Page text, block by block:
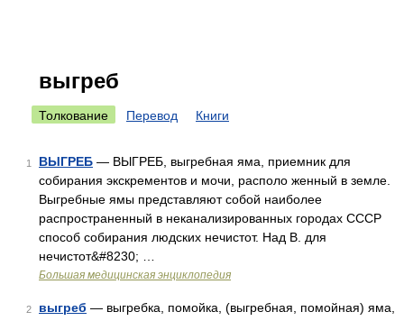
выгреб
Толкование Перевод Книги
1 ВЫГРЕБ — ВЫГРЕБ, выгребная яма, приемник для
собирания экскрементов и мочи, располо женный в земле.
Выгребные ямы представляют собой наиболее
распространенный в неканализированных городах СССР
способ собирания людских нечистот. Над В. для
нечистот&#8230; …
Большая медицинская энциклопедия
2 выгреб — выгребка, помойка, (выгребная, помойная) яма,